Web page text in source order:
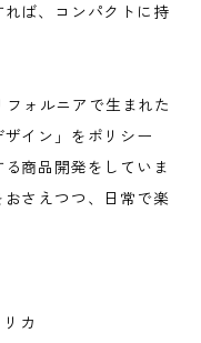
ば、コンパクトに持
ォルニアで生まれた
イン」をポリシー
商品開発をしていま
さえつつ、日常で楽
カ